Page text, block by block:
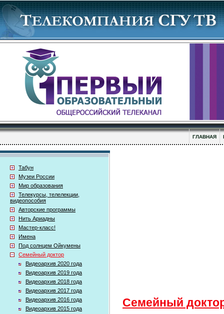
ГЛАВНАЯ
Табун
Музеи России
Мир образования
Телекурсы, телелекции,
видеопособия
Авторские программы
Нить Ариадны
Мастер-класс!
Имена
Под солнцем Ойкумены
Семейный доктор
Видеоархив 2020 года
Видеоархив 2019 года
Видеоархив 2018 года
Видеоархив 2017 года
Видеоархив 2016 года
Видеоархив 2015 года
Семейный